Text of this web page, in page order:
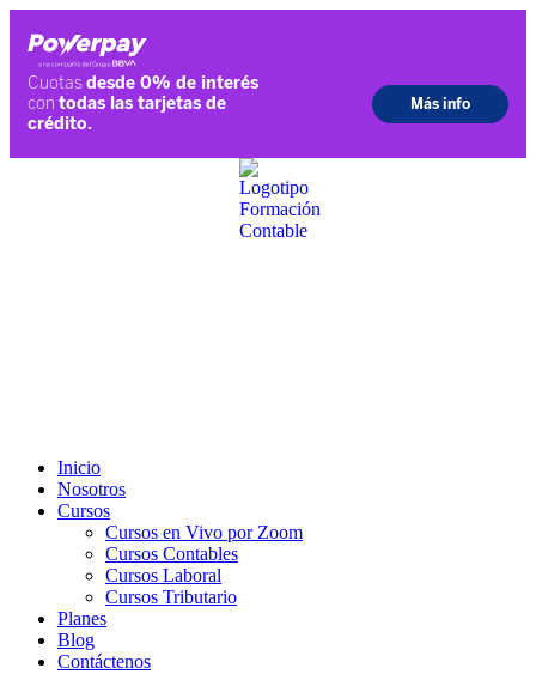
Inicio
Nosotros
Cursos
Cursos en Vivo por Zoom
Cursos Contables
Cursos Laboral
Cursos Tributario
Planes
Blog
Contáctenos